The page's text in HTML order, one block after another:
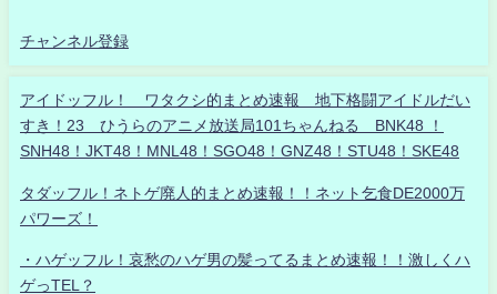
チャンネル登録
アイドッフル！ ワタクシ的まとめ速報 地下格闘アイドルだい
すき！23 ひうらのアニメ放送局101ちゃんねる BNK48 ！
SNH48！JKT48！MNL48！SGO48！GNZ48！STU48！SKE48
タダッフル！ネトゲ廃人的まとめ速報！！ネット乞食DE2000万
パワーズ！
・ハゲッフル！哀愁のハゲ男の髪ってるまとめ速報！！激しくハ
ゲっTEL？